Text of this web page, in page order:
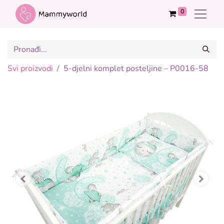
0
Svi proizvodi 5-djelni komplet posteljine – P0016-58